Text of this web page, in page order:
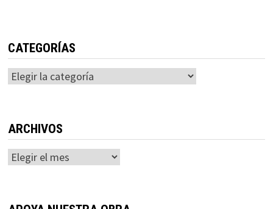
CATEGORÍAS
Categorías
ARCHIVOS
Archivos